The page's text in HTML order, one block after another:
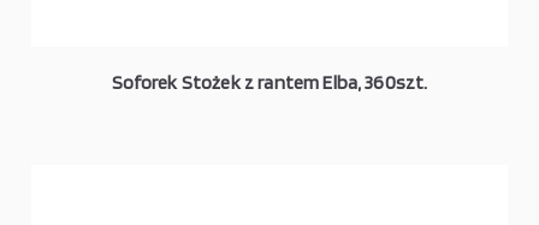
Soforek Stożek z rantem Elba, 360szt.